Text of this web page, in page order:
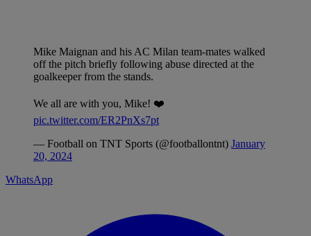
Mike Maignan and his AC Milan team-mates walked
off the pitch briefly following abuse directed at the
goalkeeper from the stands.
We all are with you, Mike! ❤️
pic.twitter.com/ER2PnXs7pt
— Football on TNT Sports (@footballontnt) January
20, 2024
WhatsApp